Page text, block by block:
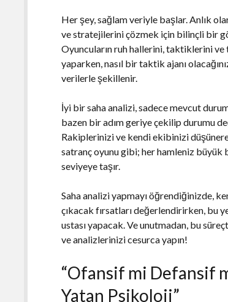
Her şey, sağlam veriyle başlar. Anlık
ve stratejilerini çözmek için bilinçli bir
Oyuncuların ruh hallerini, taktiklerini
yaparken, nasıl bir taktik ajanı
verilerle şekillenir.
İyi bir saha analizi, sadece mevcut
bazen bir adım geriye çekilip durumu
Rakiplerinizi ve kendi ekibinizi
satranç oyunu gibi; her hamleniz
seviyeye taşır.
Saha analizi yapmayı öğrendiğinizde,
çıkacak fırsatları değerlendirirken, bu
ustası yapacak. Ve unutmadan, bu
ve analizlerinizi cesurca yapın!
“Ofansif mi Defansif
Yatan Psikoloji”